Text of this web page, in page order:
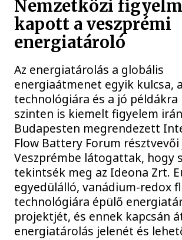
Nemzetközi
kapott a veszprémi
energiatároló
Az energiatárolás a globális
energiaátmenet egyik kulcsa, a
technológiára és a jó példákra
szinten is kiemelt figyelem
Budapesten megrendezett
Flow Battery Forum
Veszprémbe látogattak, hogy
tekintsék meg az Ideona Zrt.
egyedülálló, vanádium-redox
technológiára épülő
projektjét, és ennek kapcsán
energiatárolás jelenét és